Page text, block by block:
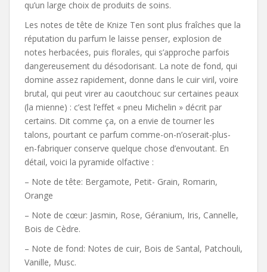
qu’un large choix de produits de soins.
Les notes de tête de Knize Ten sont plus fraîches que la
réputation du parfum le laisse penser, explosion de
notes herbacées, puis florales, qui s’approche parfois
dangereusement du désodorisant. La note de fond, qui
domine assez rapidement, donne dans le cuir viril, voire
brutal, qui peut virer au caoutchouc sur certaines peaux
(la mienne) : c’est l’effet « pneu Michelin » décrit par
certains. Dit comme ça, on a envie de tourner les
talons, pourtant ce parfum comme-on-n’oserait-plus-
en-fabriquer conserve quelque chose d’envoutant. En
détail, voici la pyramide olfactive :
– Note de tête: Bergamote, Petit- Grain, Romarin,
Orange
– Note de cœur: Jasmin, Rose, Géranium, Iris, Cannelle,
Bois de Cèdre.
– Note de fond: Notes de cuir, Bois de Santal, Patchouli,
Vanille, Musc.